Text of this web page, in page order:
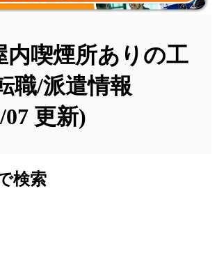
内喫煙所ありの工
職/派遣情報
07 更新)
検索